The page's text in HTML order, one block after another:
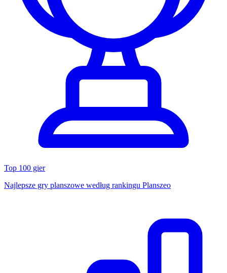
Top 100 gier
Najlepsze gry planszowe według rankingu Planszeo